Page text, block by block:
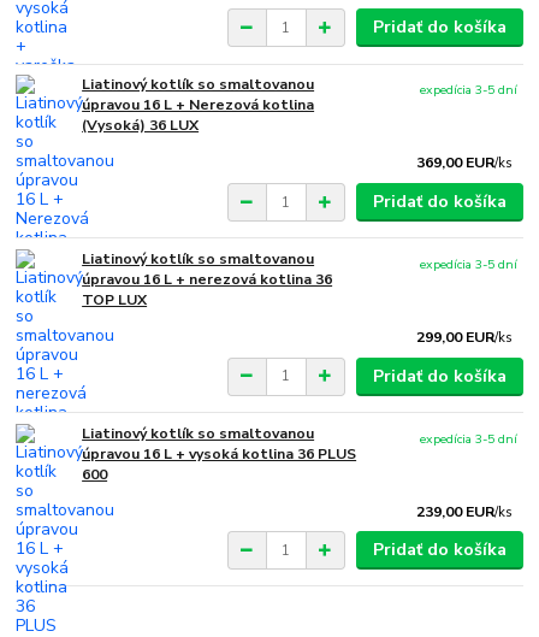
Pridať do košíka
Liatinový kotlík so smaltovanou
úpravou 16 L + Nerezová kotlina
(Vysoká) 36 LUX
369,00 EUR/ks
expedícia 3-5 dní
Pridať do košíka
Liatinový kotlík so smaltovanou
úpravou 16 L + nerezová kotlina 36
TOP LUX
299,00 EUR/ks
expedícia 3-5 dní
Pridať do košíka
Liatinový kotlík so smaltovanou
úpravou 16 L + vysoká kotlina 36 PLUS
600
239,00 EUR/ks
expedícia 3-5 dní
Pridať do košíka